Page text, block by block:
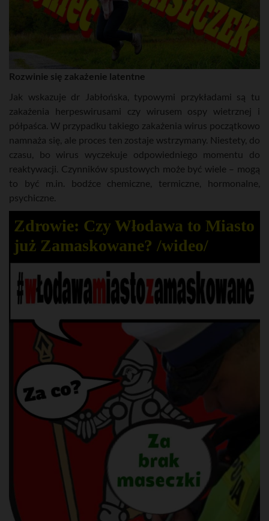
Rozwinie się zakażenie latentne
Jak wskazuje dr Jabłońska, typowymi przykładami są tu
zakażenia herpeswirusami czy wirusem ospy wietrznej i
półpaśca. W przypadku takiego zakażenia wirus początkowo
namnaża się, ale proces ten zostaje wstrzymany. Niestety, do
czasu, bo wirus wyczekuje odpowiedniego momentu do
reaktywacji. Czynników spustowych może być wiele – mogą
to być m.in. bodźce chemiczne, termiczne, hormonalne,
psychiczne.
Zdrowie: Czy Włodawa to Miasto
już Zamaskowane? /wideo/